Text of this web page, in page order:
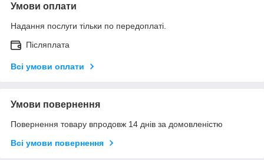
Умови оплати
Надання послуги тільки по передоплаті.
Післяплата
Всі умови оплати
Умови повернення
Повернення товару впродовж 14 днів за домовленістю
Всі умови повернення